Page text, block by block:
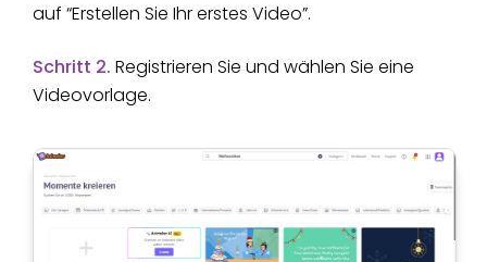
auf “Erstellen Sie Ihr erstes Video”.
Schritt 2. Registrieren Sie und wählen Sie eine
Videovorlage.